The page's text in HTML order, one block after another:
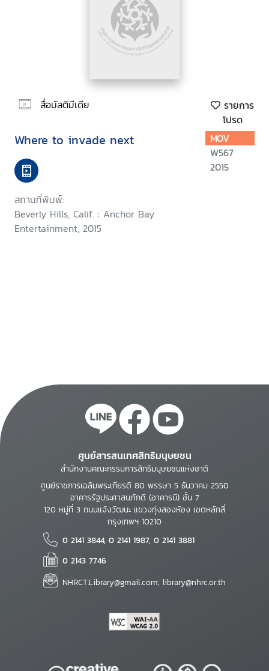
สื่อมัลติมีเดีย
รายการ
โปรด
Where to invade next
สถานที่พิมพ์:
Beverly Hills, Calif. : Anchor Bay
Entertainment, 2015
MOV
W567
2015
ศูนย์สารสนเทศสิทธิมนุษยชน
สำนักงานคณะกรรมการสิทธิมนุษยชนแห่งชาติ
ศูนย์ราชการเฉลิมพระเกียรติ 80 พรรษา 5 ธันวาคม 2550
อาคารรัฐประศาสนภักดี (อาคารบี) ชั้น 7
120 หมู่ที่ 3 ถนนแจ้งวัฒนะ แขวงทุ่งสองห้อง เขตหลักสี่
กรุงเทพฯ 10210
0 2141 3844, 0 2141 1987, 0 2141 3881
0 2143 7746
NHRCT.Library@gmail.com; library@nhrc.or.th